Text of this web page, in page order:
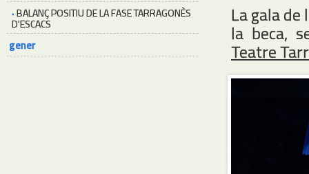
·BALANÇ POSITIU DE LA FASE TARRAGONÈS
D'ESCACS
gener
La gala
la beca,
Teatre